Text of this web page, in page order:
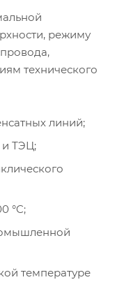
режиму
технического
линий;
и ТЭЦ;
°C;
температуре